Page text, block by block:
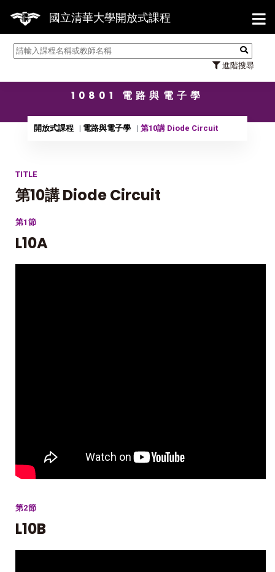
國立清華大學開放式課程
進階搜尋
【
10801 電路與電子學
開放式課程 電路與電子學 第10講 Diode Circuit
TITLE
第10講 Diode Circuit
第1節
L10A
第2節
L10B